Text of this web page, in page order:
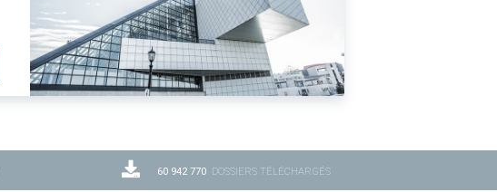
60 942 770 DOSSIERS TÉLÉCHARGÉS